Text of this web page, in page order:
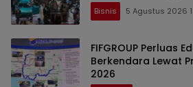
Bisnis 5 Agustus 2026
FIFGROUP Perluas
Berkendara Lewat
2026